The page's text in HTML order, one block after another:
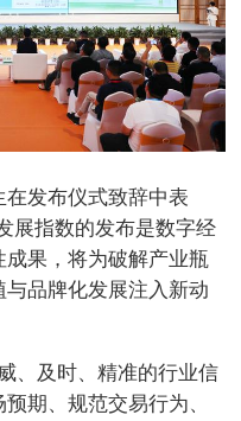
发布仪式致辞中表
展指数的发布是数字经
果，将为破解产业瓶
品牌化发展注入新动
、及时、精准的行业信
期、规范交易行为、